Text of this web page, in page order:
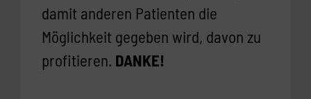
damit anderen Patienten die
Möglichkeit gegeben wird, davon zu
profitieren. DANKE!